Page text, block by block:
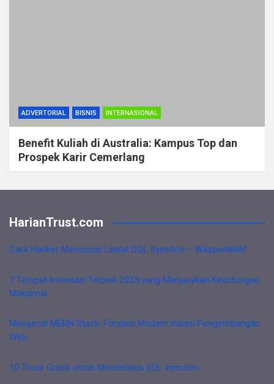
ADVERTORIAL BISNIS INTERNASIONAL
Benefit Kuliah di Australia: Kampus Top dan
Prospek Karir Cemerlang
HarianTrust.com
Cara Hacker Menyusup Lewat SQL Injection – Waspadalah!
7 Tempat Investasi Terbaik 2025 yang Menjanjikan Keuntungan
Maksimal
Mengenal MERN Stack: Fondasi Modern dalam Pengembangan
Web
10 Tools Gratis untuk Mendeteksi SQL Injection